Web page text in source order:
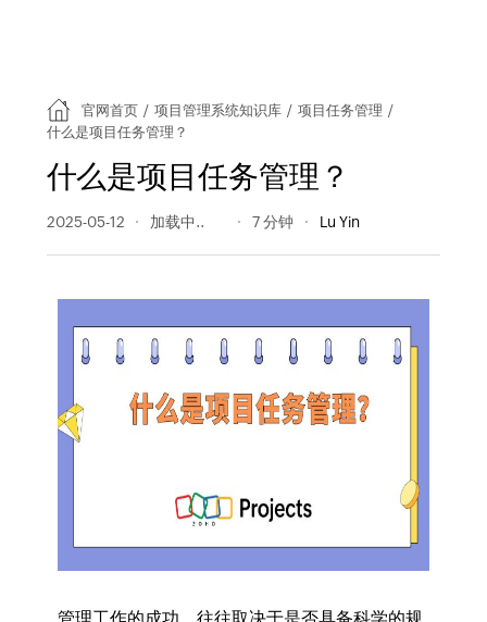
官网首页 / 项目管理系统知识库 / 项目任务管理 /
什么是项目任务管理？
什么是项目任务管理？
2025-05-12 250 阅读量 7 分钟 Lu Yin